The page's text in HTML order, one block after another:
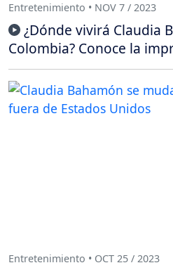
Entretenimiento • NOV 7 / 2023
¿Dónde vivirá Claudia
Colombia? Conoce la
Entretenimiento • OCT 25 / 2023